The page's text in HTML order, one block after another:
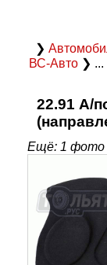
❯
ВС-Авто ❯ ...
22.91 А/
Ещё: 1 фото